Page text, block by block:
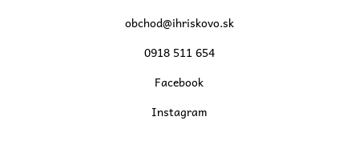
obchod@ihriskovo.sk
0918 511 654
Facebook
Instagram